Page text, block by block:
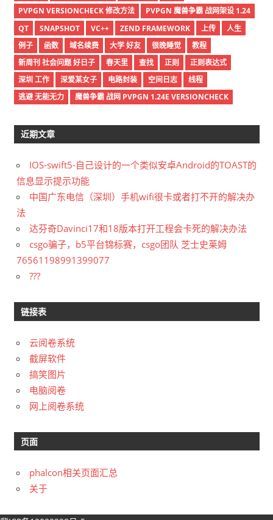
PVPGN VERSIONCHECK 修改方法
PVPGN 魔兽争霸 战网架设 1.24
QT
SNAPSHOT VC++ ZEND FRAMEWORK 上传
人生
例子
函数 域名续费 大学 好友 很晚睡觉
教程
新周刊 社会问题 好日子
春天里 查找 正则
正则表达式
深圳 工作
深爱某女子 电路封装 空间日志
线程
逃避 无能无力
魔兽争霸 战网 PVPGN 1.24E VERSIONCHECK
近期文章
IOS-swift5-自己设计的一个类似安卓Android的TOAST的
信息显示提示功能
中国广东电信（深圳）手机wifi很卡或者打不开的解决办
法
达芬奇Davinci17和18版本打开工程会卡死的解决办法
csgo骗子，b5平台锦标赛，csgo团队 芝士史莱姆
76561198991399077
???
链接表
云阅卷系统
截屏软件
搞笑图片
电脑阅卷
网上阅卷系统
页面
phalcon相关页面汇总
关于